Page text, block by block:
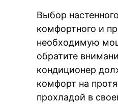
Выбор
комфортного и
необходимую
обратите
кондиционер
комфорт на
прохладой в